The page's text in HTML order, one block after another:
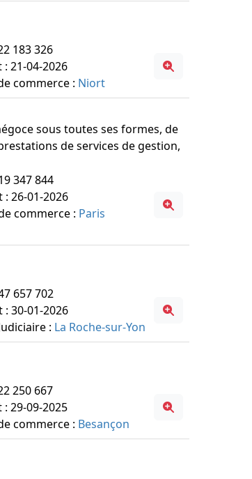
183 326
: 21-04-2026
commerce : Niort
sous toutes ses formes, de
de services de gestion,
347 844
: 26-01-2026
commerce : Paris
657 702
: 30-01-2026
: La Roche-sur-Yon
250 667
: 29-09-2025
commerce : Besançon